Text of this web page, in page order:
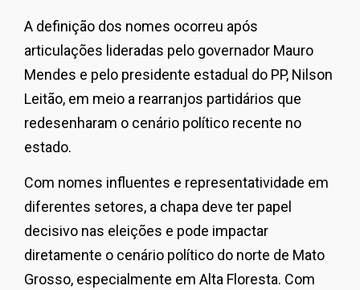
A definição dos nomes ocorreu após
articulações lideradas pelo governador Mauro
Mendes e pelo presidente estadual do PP, Nilson
Leitão, em meio a rearranjos partidários que
redesenharam o cenário político recente no
estado.
Com nomes influentes e representatividade em
diferentes setores, a chapa deve ter papel
decisivo nas eleições e pode impactar
diretamente o cenário político do norte de Mato
Grosso, especialmente em Alta Floresta. Com